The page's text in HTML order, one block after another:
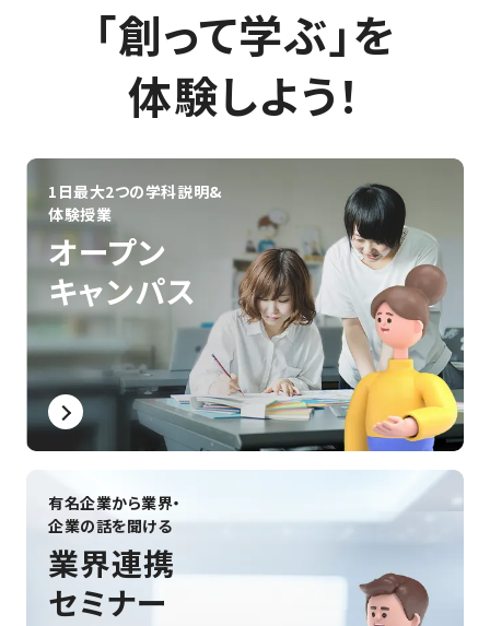
#エンジニア職種 #技術者キャリア#産業用ロボット
#回路設計#電子機器設計
#カスタマーエンジニア#フィールドエンジニア
#組込みエンジニア#ハードウェアエンジニア
#声優演技#声優学校#声優志望#声優
#神戸電子専門学校#CG制作
#VTuber配信
#バーチャルユーチューバー
#建築学生
#クリエイティブな仕事
#住まいづくり
#設計のプロ
#建築の仕事#空間デザイン #ものづくりの仕事
#建築系国家資格#建築士になるには#学生の声#海外
#学生生活#なるには #キャリアパス#3DCG#AI #VTuber
#音・音楽#作曲・編曲 #アニメ#コンテスト
#プログラミング
#学校生活 #蒐命のラスティル#インディーゲーム#就職活動
#制作展・発表会#資格#VR・仮想空間
#ゲーム＆エンタメ領域#テクノロジー領域#デザイン領域
#絵を描く#自動制御#先生#共創#ノウハウ#創って学ぶ
#インテリア#保護者向け
#ゲーム開発#学生の作品
「創って学ぶ」を
体験しよう！
1日最大2つの学科説明&
体験授業
オープン
キャンパス
有名企業から業界・
企業の話を聞ける
業界連携
セミナー